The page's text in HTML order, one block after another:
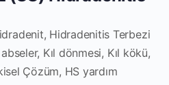
, Hidradenitis Terbezi
Kıl dönmesi, Kıl kökü,
Çözüm, HS yardım